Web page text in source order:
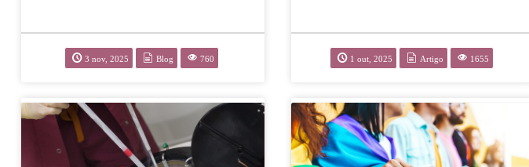
3 nov, 2025 Blog 760 1 out, 2025 Artigo 1655